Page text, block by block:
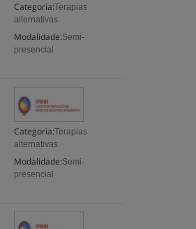
Categoria:Terapias
alternativas
Modalidade:Semi-
presencial
Categoria:Terapias
alternativas
Modalidade:Semi-
presencial